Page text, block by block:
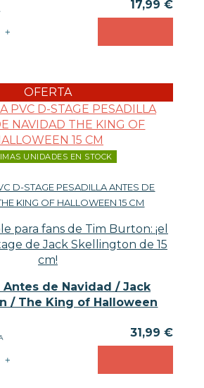
17,99 €
+
OFERTA
UNIDADES EN STOCK
D-STAGE PESADILLA ANTES DE
KING OF HALLOWEEN 15 CM
para fans de Tim Burton: ¡el
de Jack Skellington de 15
cm!
Antes de Navidad / Jack
/ The King of Halloween
31,99 €
+